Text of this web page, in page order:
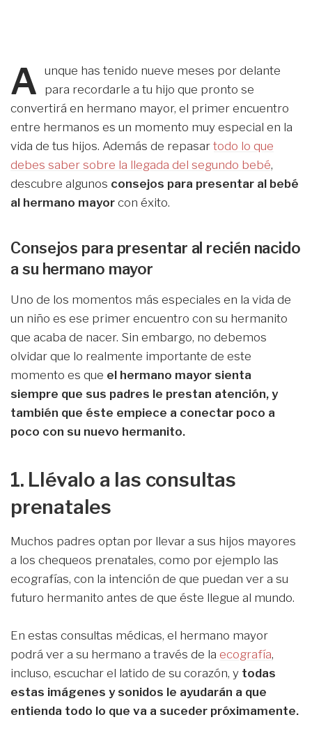
A
unque has tenido nueve meses por delante
para recordarle a tu hijo que pronto se
convertirá en hermano mayor, el primer encuentro
entre hermanos es un momento muy especial en la
vida de tus hijos. Además de repasar todo lo que
debes saber sobre la llegada del segundo bebé,
descubre algunos consejos para presentar al bebé
al hermano mayor con éxito.
Consejos para presentar al recién nacido
a su hermano mayor
Uno de los momentos más especiales en la vida de
un niño es ese primer encuentro con su hermanito
que acaba de nacer. Sin embargo, no debemos
olvidar que lo realmente importante de este
momento es que el hermano mayor sienta
siempre que sus padres le prestan atención, y
también que éste empiece a conectar poco a
poco con su nuevo hermanito.
1. Llévalo a las consultas
prenatales
Muchos padres optan por llevar a sus hijos mayores
a los chequeos prenatales, como por ejemplo las
ecografías, con la intención de que puedan ver a su
futuro hermanito antes de que éste llegue al mundo.
En estas consultas médicas, el hermano mayor
podrá ver a su hermano a través de la ecografía,
incluso, escuchar el latido de su corazón, y todas
estas imágenes y sonidos le ayudarán a que
entienda todo lo que va a suceder próximamente.